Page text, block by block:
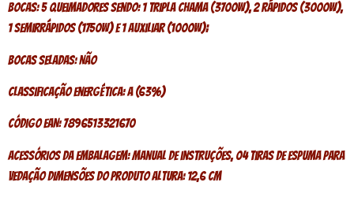
Bocas: 5 Queimadores sendo: 1 tripla chama (3700W), 2 rápidos (3000W),
1 semirrápidos (1750W) e 1 auxiliar (1000W);
Bocas seladas: Não
Classificação energética: A (63%)
Código EAN: 7896513321670
Acessórios da embalagem: Manual de instruções, 04 tiras de espuma para
vedação Dimensões do Produto Altura: 12,6 cm